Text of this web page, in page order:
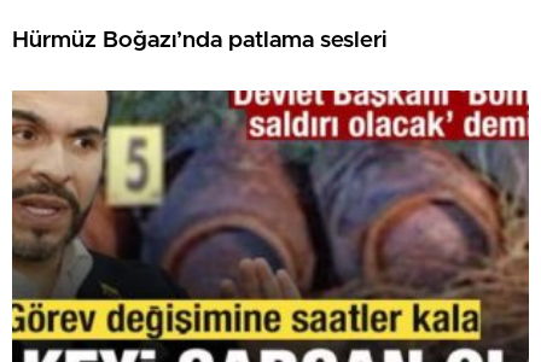
Hürmüz Boğazı’nda patlama sesleri